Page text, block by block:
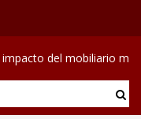
del mobiliario médico